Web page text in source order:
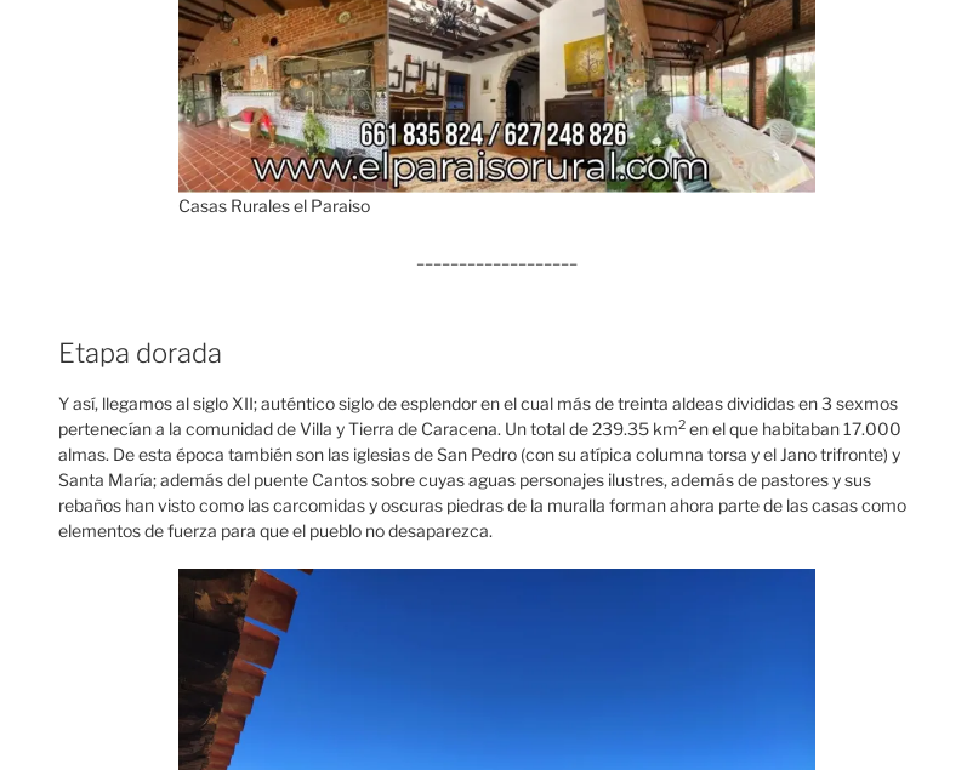
Casas Rurales el Paraiso
Etapa dorada
Y así, llegamos al siglo XII; auténtico siglo de esplendor en el cual más de treinta aldeas divididas en 3 sexmos
pertenecían a la comunidad de Villa y Tierra de Caracena. Un total de 239.35 km2 en el que habitaban 17.000
almas. De esta época también son las iglesias de San Pedro (con su atípica columna torsa y el Jano trifronte) y
Santa María; además del puente Cantos sobre cuyas aguas personajes ilustres, además de pastores y sus
rebaños han visto como las carcomidas y oscuras piedras de la muralla forman ahora parte de las casas como
elementos de fuerza para que el pueblo no desaparezca.